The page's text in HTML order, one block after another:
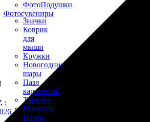
ФотоПодушки
Фотоcувениры
Значки
Коврик
для
мыши
Кружки
Новогодние
шары
Пазл
картонный
Тарелки
Магниты
Пазлы
: